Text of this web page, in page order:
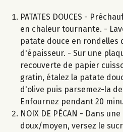
PATATES DOUCES -
en chaleur tournante. -
patate douce en rondelles
d'épaisseur. - Sur une
recouverte de papier
gratin, étalez la patate
d'olive puis parsemez-la
Enfournez pendant 20
NOIX DE PÉCAN - Dans
doux/moyen, versez le